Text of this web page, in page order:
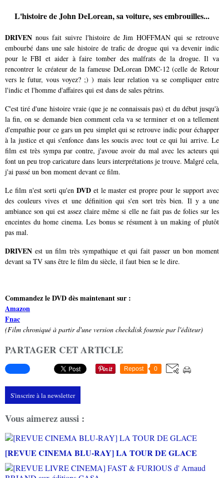
L'histoire de John DeLorean, sa voiture, ses embrouilles...
DRIVEN nous fait suivre l'histoire de Jim HOFFMAN qui se retrouve
embourbé dans une sale histoire de trafic de drogue qui va devenir indic
pour le FBI et aider à faire tomber des malfrats de la drogue. Il va
rencontrer le créateur de la fameuse DeLorean DMC-12 (celle de Retour
vers le futur, vous voyez? ;) ) mais leur relation va se compliquer entre
l'indic et l'homme d'affaires qui est dans de sales pétrins.
C'est tiré d'une histoire vraie (que je ne connaissais pas) et du début jusqu'à
la fin, on se demande bien comment cela va se terminer et on a tellement
d'empathie pour ce gars un peu simplet qui se retrouve indic pour échapper
à la justice et qui s'enfonce dans les soucis avec tout ce qui lui arrive. Le
film est très sympa par contre, j'avoue avoir du mal avec les acteurs qui
font un peu trop caricature dans leurs interprétations je trouve. Malgré cela,
j'ai passé un bon moment devant ce film.
Le film n'est sorti qu'en DVDet le master est propre pour le support avec
des couleurs vives et une définition qui s'en sort très bien. Il y a une
ambiance son qui est assez claire même si elle ne fait pas de folies sur les
enceintes du home cinema. Les bonus se résument à un making of plutôt
pas mal.
DRIVEN est un film très sympathique et qui fait passer un bon moment
devant sa TV sans être le film du siècle, il faut bien se le dire.
Commandez le DVD dès maintenant sur :
Amazon
Fnac
(Film chroniqué à partir d'une version checkdisk fournie par l'éditeur)
PARTAGER CET ARTICLE
Repost 0
S'inscrire à la newsletter
Vous aimerez aussi :
[REVUE CINEMA BLU-RAY] LA TOUR DE GLACE